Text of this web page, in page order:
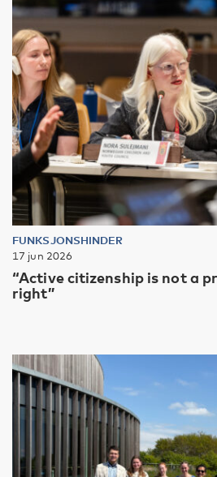
FUNKSJONSHINDER
17 jun 2026
“Active citizenship is not a
right”